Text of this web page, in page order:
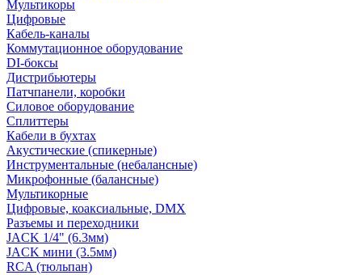
Мультикоры
Цифровые
Кабель-каналы
Коммутационное оборудование
DI-боксы
Дистрибьютеры
Патчпанели, коробки
Силовое оборудование
Сплиттеры
Кабели в бухтах
Акустические (спикерные)
Инструментальные (небалансные)
Микрофонные (балансные)
Мультикорные
Цифровые, коаксиальные, DMX
Разъемы и переходники
JACK 1/4" (6.3мм)
JACK мини (3.5мм)
RCA (тюльпан)